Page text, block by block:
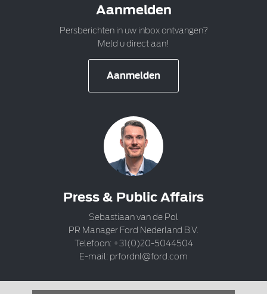
Aanmelden
Persberichten in uw inbox ontvangen?
Meld u direct aan!
Aanmelden
Press & Public Affairs
Sebastiaan van de Pol
PR Manager Ford Nederland B.V.
Telefoon: +31(0)20-5044504
E-mail: prfordnl@ford.com